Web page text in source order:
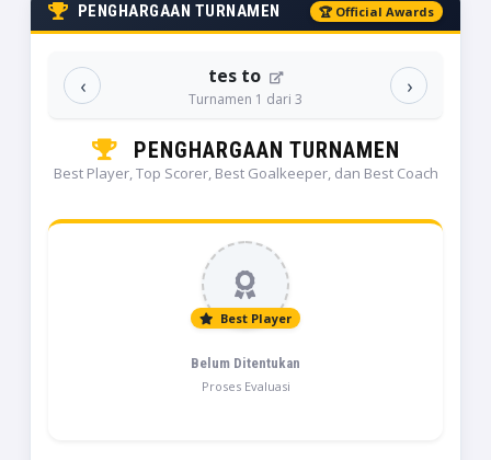
PENGHARGAAN TURNAMEN 🏆 Official Awards
‹ tes to
Turnamen 1 dari 3 ›
PENGHARGAAN TURNAMEN
Best Player, Top Scorer, Best Goalkeeper, dan Best Coach
Best Player
Belum Ditentukan
Proses Evaluasi